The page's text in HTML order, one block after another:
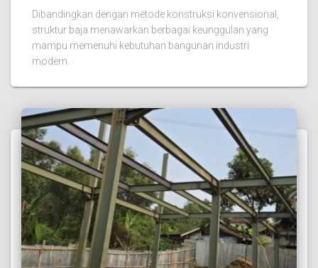
Dibandingkan dengan metode konstruksi konvensional,
struktur baja menawarkan berbagai keunggulan yang
mampu memenuhi kebutuhan bangunan industri
modern.